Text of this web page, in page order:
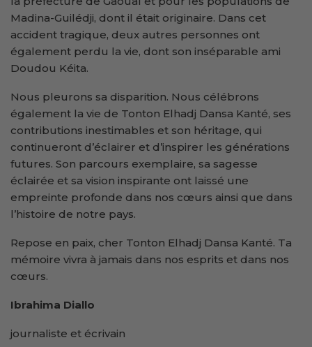
Madina-Guilédji, dont il était originaire. Dans cet
accident tragique, deux autres personnes ont
également perdu la vie, dont son inséparable ami
Doudou Kéita.
Nous pleurons sa disparition. Nous célébrons
également la vie de Tonton Elhadj Dansa Kanté, ses
contributions inestimables et son héritage, qui
continueront d’éclairer et d’inspirer les générations
futures. Son parcours exemplaire, sa sagesse
éclairée et sa vision inspirante ont laissé une
empreinte profonde dans nos cœurs ainsi que dans
l’histoire de notre pays.
Repose en paix, cher Tonton Elhadj Dansa Kanté. Ta
mémoire vivra à jamais dans nos esprits et dans nos
cœurs.
Ibrahima Diallo
journaliste et écrivain